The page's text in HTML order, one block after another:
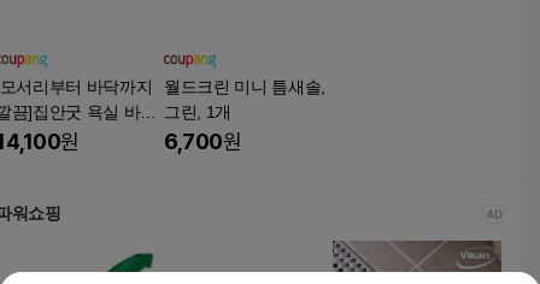
서리부터 바닥까지
끔]집안굿 욕실 바닥
소솔 화장실 청소도
원
월드크린 미니 틈새솔,
그린, 1개
6,700원
워쇼핑